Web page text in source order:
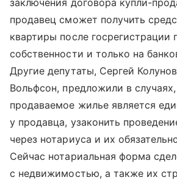
заключения договора купли-
продавец сможет получить
квартиры после госрегистрации
собственности и только на
Другие депутаты, Сергей
Вольфсон, предложили в случаях,
продаваемое жилье является
у продавца, узаконить
через нотариуса и их
Сейчас нотариальная форма
с недвижимостью, а также их